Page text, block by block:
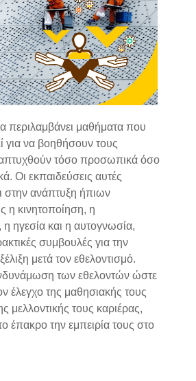
περιλαμβάνει μαθήματα που
για να βοηθήσουν τους
τόσο προσωπικά όσο
Οι εκπαιδεύσεις αυτές
στην ανάπτυξη ήπιων
η κινητοποίηση, η
ηγεσία και η αυτογνωσία,
συμβουλές για την
μετά τον εθελοντισμό.
των εθελοντών ώστε
έλεγχο της μαθησιακής τους
μελλοντικής τους καριέρας,
έπακρο την εμπειρία τους στο